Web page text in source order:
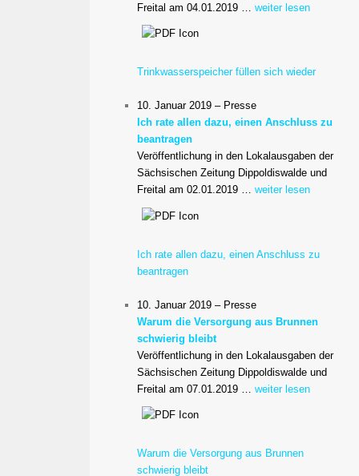
Freital am 04.01.2019 …weiter lesen
Trinkwasserspeicher füllen sich wieder
10. Januar 2019 – Presse
Ich rate allen dazu, einen Anschluss zu
beantragen
Veröffentlichung in den Lokalausgaben der
Sächsischen Zeitung Dippoldiswalde und
Freital am 02.01.2019 …weiter lesen
Ich rate allen dazu, einen Anschluss zu
beantragen
10. Januar 2019 – Presse
Warum die Versorgung aus Brunnen
schwierig bleibt
Veröffentlichung in den Lokalausgaben der
Sächsischen Zeitung Dippoldiswalde und
Freital am 07.01.2019 …weiter lesen
Warum die Versorgung aus Brunnen
schwierig bleibt